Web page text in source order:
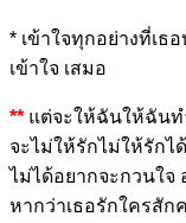
* เข้าใจทุกอย่างที่เธอ
เข้าใจ เสมอ
** แต่จะให้ฉันให้ฉันท
จะไม่ให้รักไม่ให้รักได้
ไม่ได้อยากจะกวนใจ
หากว่าเธอรักใครสัก